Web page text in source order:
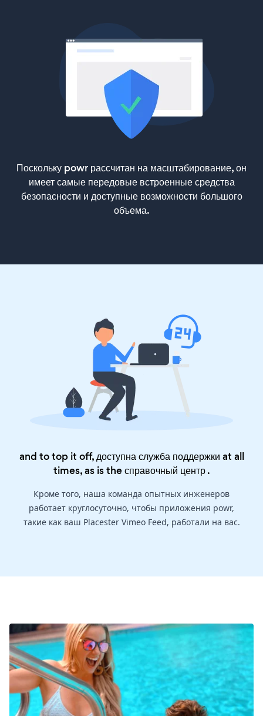
Поскольку powr рассчитан на масштабирование, он
имеет самые передовые встроенные средства
безопасности и доступные возможности большого
объема.
and to top it off, доступна служба поддержки at all
times, as is theсправочный центр.
Кроме того, наша команда опытных инженеров
работает круглосуточно, чтобы приложения powr,
такие как ваш Placester Vimeo Feed, работали на вас.